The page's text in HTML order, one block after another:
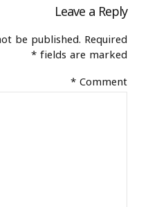
Leave a Reply
be published. Required
fields are marked *
Comment
*